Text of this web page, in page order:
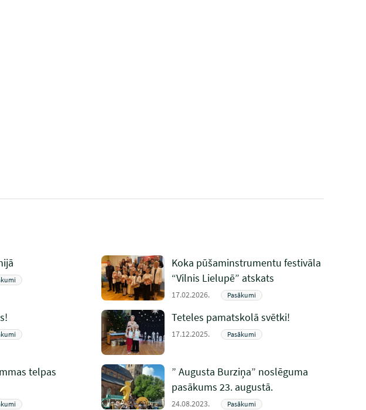
Koka pūšaminstrumentu festivāla
“Vilnis Lielupē” atskats
17.02.2026. Pasākumi
Teteles pamatskolā svētki!
17.12.2025. Pasākumi
telpas
” Augusta Burziņa” noslēguma
pasākums 23. augustā.
24.08.2023. Pasākumi